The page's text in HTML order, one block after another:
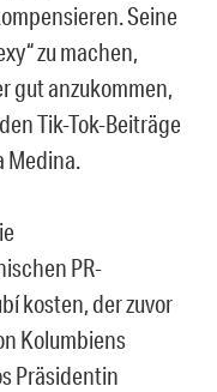
Seine
zu machen,
gut anzukommen,
Tik-Tok-Beiträge
Medina.
PR-
kosten, der zuvor
Kolumbiens
Präsidentin